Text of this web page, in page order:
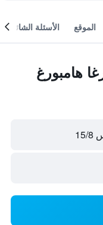
الموقع الأسئلة الشائعة
هامبورغ
8